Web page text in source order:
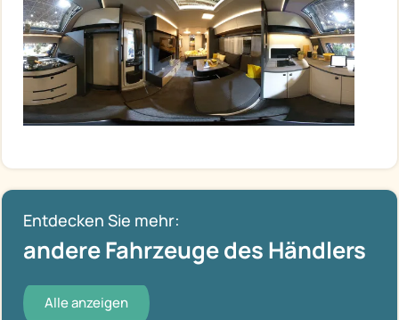
Entdecken Sie mehr:
andere Fahrzeuge des Händlers
Alle anzeigen